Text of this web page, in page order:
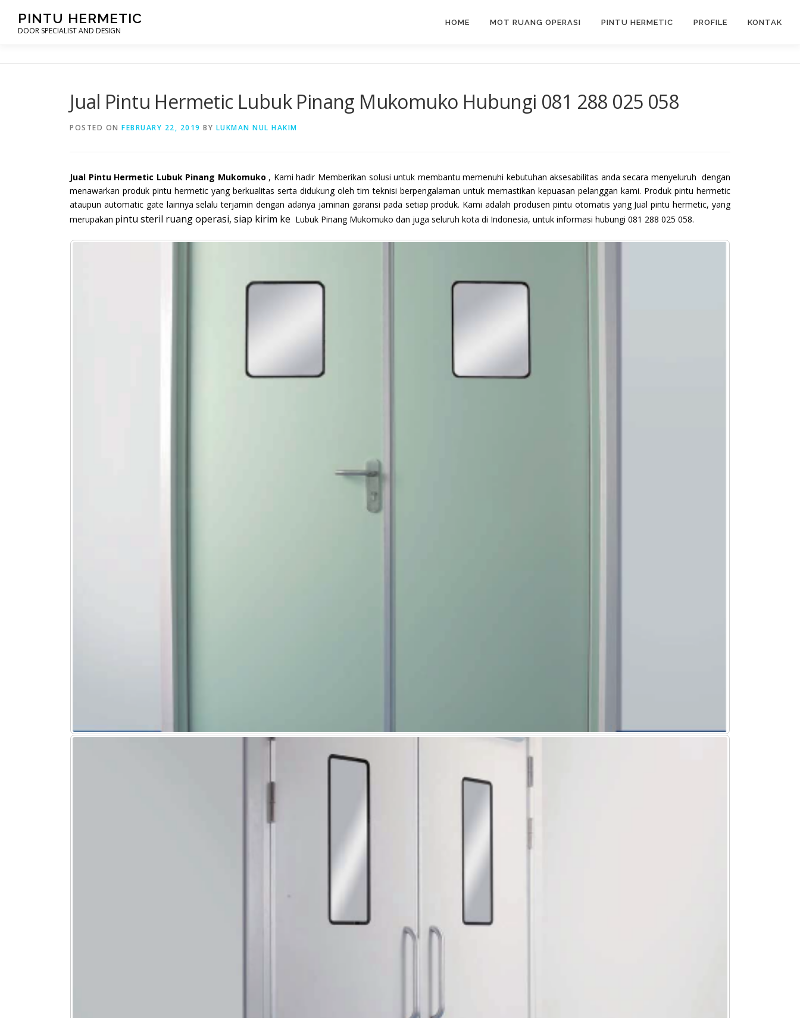
content
PINTU HERMETIC
DOOR SPECIALIST AND DESIGN
HOME MOT RUANG OPERASI PINTU HERMETIC PROFILE KONTAK
Jual Pintu Hermetic Lubuk Pinang Mukomuko Hubungi 081 288 025 058
POSTED ON FEBRUARY 22, 2019 BY LUKMAN NUL HAKIM
Jual Pintu Hermetic Lubuk Pinang Mukomuko , Kami hadir Memberikan solusi untuk membantu memenuhi kebutuhan aksesabilitas anda secara menyeluruh dengan
menawarkan produk pintu hermetic yang berkualitas serta didukung oleh tim teknisi berpengalaman untuk memastikan kepuasan pelanggan kami. Produk pintu hermetic
ataupun automatic gate lainnya selalu terjamin dengan adanya jaminan garansi pada setiap produk. Kami adalah produsen pintu otomatis yang Jual pintu hermetic, yang
merupakan pintu steril ruang operasi, siap kirim ke Lubuk Pinang Mukomuko dan juga seluruh kota di Indonesia, untuk informasi hubungi 081 288 025 058.